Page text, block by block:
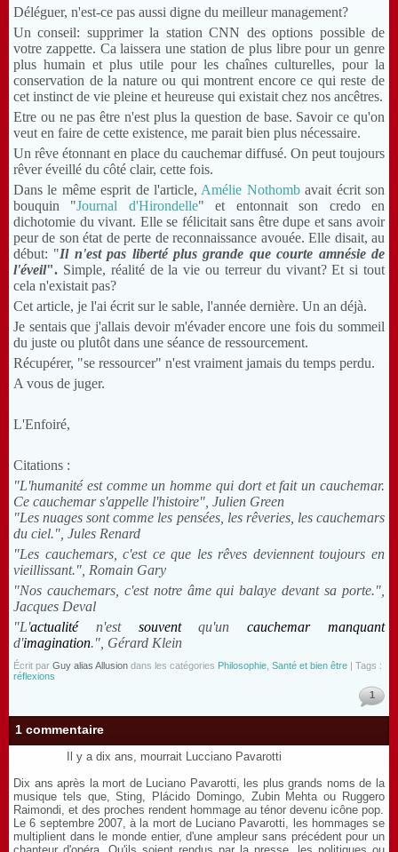
Déléguer, n'est-ce pas aussi digne du meilleur management?
Un conseil: supprimer la station CNN des options possible de
votre zappette. Ca laissera une station de plus libre pour un genre
plus humain et plus utile pour les chaînes culturelles, pour la
conservation de la nature ou qui montrent encore ce qui reste de
cet instinct de vie pleine et heureuse qui existait chez nos ancêtres.
Etre ou ne pas être n'est plus la question de base. Savoir ce qu'on
veut en faire de cette existence, me parait bien plus nécessaire.
Un rêve étonnant en place du cauchemar diffusé. On peut toujours
rêver éveillé du côté clair, cette fois.
Dans le même esprit de l'article, Amélie Nothombavait écrit son
bouquin "Journal d'Hirondelle" et entonnait son credo en
dichotomie du vivant. Elle se félicitait sans être dupe et sans avoir
peur de son état de perte de reconnaissance avouée. Elle disait, au
début: "Il n'est pas liberté plus grande que courte amnésie de
l'éveil". Simple, réalité de la vie ou terreur du vivant? Et si tout
cela n'existait pas?
Cet article, je l'ai écrit sur le sable, l'année dernière. Un an déjà.
Je sentais que j'allais devoir m'évader encore une fois du sommeil
du juste ou plutôt dans une séance de ressourcement.
Récupérer, "se ressourcer" n'est vraiment jamais du temps perdu.
A vous de juger.
L'Enfoiré,
Citations :
"L'humanité est comme un homme qui dort et fait un cauchemar.
Ce cauchemar s'appelle l'histoire", Julien Green
"Les nuages sont comme les pensées, les rêveries, les cauchemars
du ciel.", Jules Renard
"Les cauchemars, c'est ce que les rêves deviennent toujours en
vieillissant.", Romain Gary
"Nos cauchemars, c'est notre âme qui balaye devant sa porte.",
Jacques Deval
"L'actualitén'est souventqu'uncauchemar
manquant
d'imagination.", Gérard Klein
Écrit par Guy alias Allusion dans les catégories Philosophie Santé et bien être | Tags :
réflexions
1
1 commentaire
Il y a dix ans, mourrait Lucciano Pavarotti
Dix ans après la mort de Luciano Pavarotti, les plus grands noms de la
musique tels que, Sting, Plácido Domingo, Zubin Mehta ou Ruggero
Raimondi, et des proches rendent hommage au ténor devenu icône pop.
Le 6 septembre 2007, à la mort de Luciano Pavarotti, les hommages se
multiplient dans le monde entier, d'une ampleur sans précédent pour un